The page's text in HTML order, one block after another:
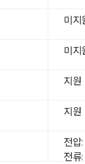
미지
미지
지원
지원
전압
전류